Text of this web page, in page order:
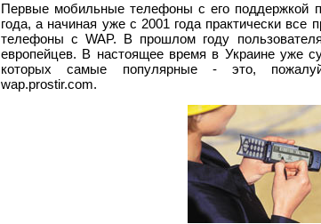
Первые мобильные телефоны с его поддержкой
года, а начиная уже с 2001 года практически
телефоны с WAP. В прошлом году
европейцев. В настоящее время в Украине уже
которых самые популярные - это,
wap.prostir.com.